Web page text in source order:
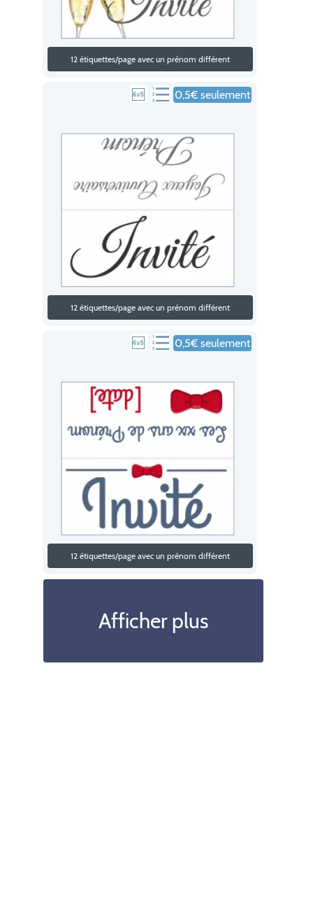
12 étiquettes/page avec un prénom différent
0,5€ seulement
12 étiquettes/page avec un prénom différent
0,5€ seulement
12 étiquettes/page avec un prénom différent
Afficher plus